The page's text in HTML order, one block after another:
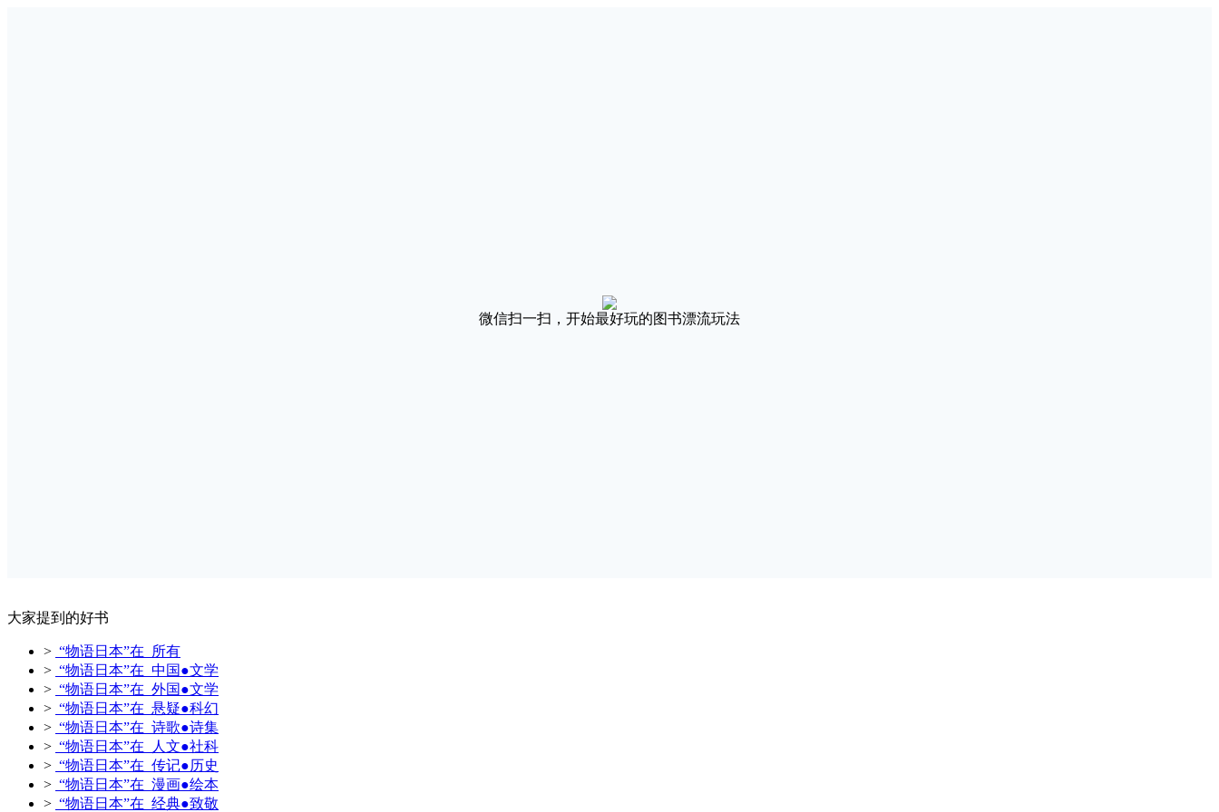
微信扫一扫，开始最好玩的图书漂流玩法
大家提到的好书
> “物语日本”在 所有
> “物语日本”在 中国●文学
> “物语日本”在 外国●文学
> “物语日本”在 悬疑●科幻
> “物语日本”在 诗歌●诗集
> “物语日本”在 人文●社科
> “物语日本”在 传记●历史
> “物语日本”在 漫画●绘本
> “物语日本”在 经典●致敬